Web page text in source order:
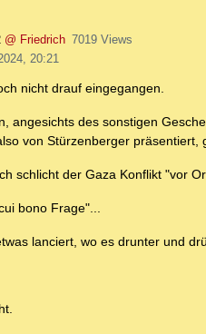
@ Friedrich 7019 Views
20:21
nicht drauf eingegangen.
angesichts des sonstigen
von Stürzenberger präsentiert,
schlicht der Gaza Konflikt "vor
bono Frage"...
lanciert, wo es drunter und